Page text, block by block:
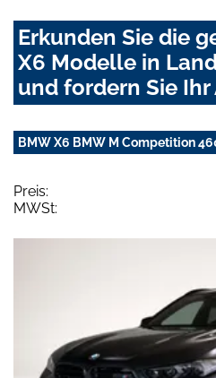
Erkunden Sie die
X6 Modelle in
und fordern Sie
BMW X6 BMW M Competition
Preis:
MWSt: